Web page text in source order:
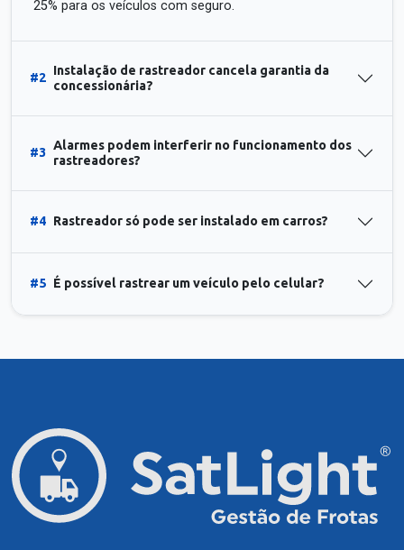
25% para os veículos com seguro.
#2
Instalação de rastreador cancela garantia da
concessionária?
#3
Alarmes podem interferir no funcionamento dos
rastreadores?
#4 Rastreador só pode ser instalado em carros?
#5 É possível rastrear um veículo pelo celular?